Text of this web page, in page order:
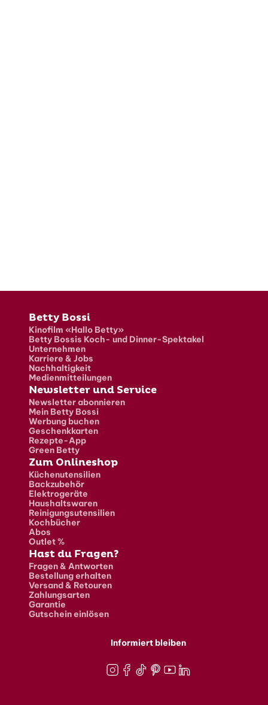
Fusszeile
Betty Bossi
Kinofilm «Hallo Betty»
Betty Bossis Koch- und Dinner-Spektakel
Unternehmen
Karriere & Jobs
Nachhaltigkeit
Medienmitteilungen
Newsletter und Service
Newsletter abonnieren
Mein Betty Bossi
Werbung buchen
Geschenkkarten
Rezepte-App
Green Betty
Zum Onlineshop
Küchenutensilien
Backzubehör
Elektrogeräte
Haushaltswaren
Reinigungsutensilien
Kochbücher
Abos
Outlet %
Hast du Fragen?
Fragen & Antworten
Bestellung erhalten
Versand & Retouren
Zahlungsarten
Garantie
Gutschein einlösen
Informiert bleiben